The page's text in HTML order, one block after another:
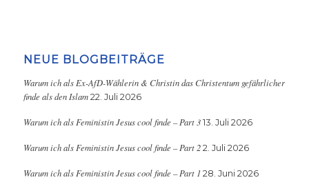
NEUE BLOGBEITRÄGE
Warum ich als Ex-AfD-Wählerin & Christin das Christentum gefährlicher
finde als den Islam 22. Juli 2026
Warum ich als Feministin Jesus cool finde – Part 3 13. Juli 2026
Warum ich als Feministin Jesus cool finde – Part 2 2. Juli 2026
Warum ich als Feministin Jesus cool finde – Part 1 28. Juni 2026